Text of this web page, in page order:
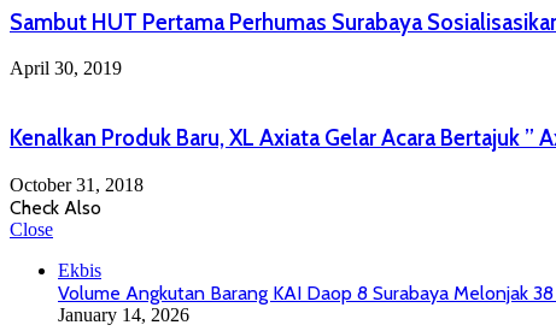
Sambut HUT Pertama Perhumas Surabaya
April 30, 2019
Kenalkan Produk Baru, XL Axiata Gelar Acara Bertajuk ”
October 31, 2018
Check Also
Close
Ekbis
Volume Angkutan Barang KAI Daop 8 Surabaya Melonjak
January 14, 2026